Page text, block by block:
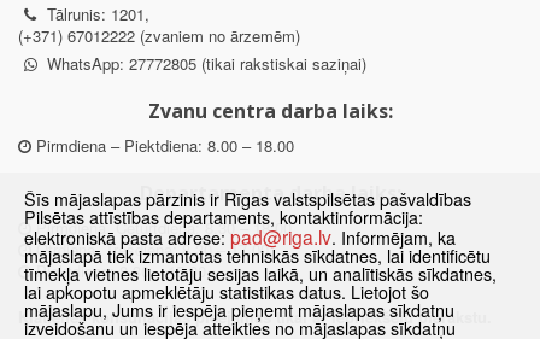
Tālrunis: 1201,
(+371) 67012222 (zvaniem no ārzemēm)
WhatsApp: 27772805 (tikai rakstiskai saziņai)
Zvanu centra darba laiks:
Pirmdiena – Piektdiena: 8.00 – 18.00
Departamenta darba laiks:
Pirmdiena, Ceturtdiena: 8.30 – 18.00
Otrdiena, Trešdiena: 8.30 – 17.00
Piektdiena: 8.30 – 15.00
Klātienes konsultācijas pieejamas tikai ar iepriekšēju pierakstu.
Šīs mājaslapas pārzinis ir Rīgas valstspilsētas pašvaldības
Pilsētas attīstības departaments, kontaktinformācija:
elektroniskā pasta adrese: pad@riga.lv. Informējam, ka
mājaslapā tiek izmantotas tehniskās sīkdatnes, lai identificētu
tīmekļa vietnes lietotāju sesijas laikā, un analītiskās sīkdatnes,
lai apkopotu apmeklētāju statistikas datus. Lietojot šo
mājaslapu, Jums ir iespēja pieņemt mājaslapas sīkdatņu
izveidošanu un iespēja atteikties no mājaslapas sīkdatņu